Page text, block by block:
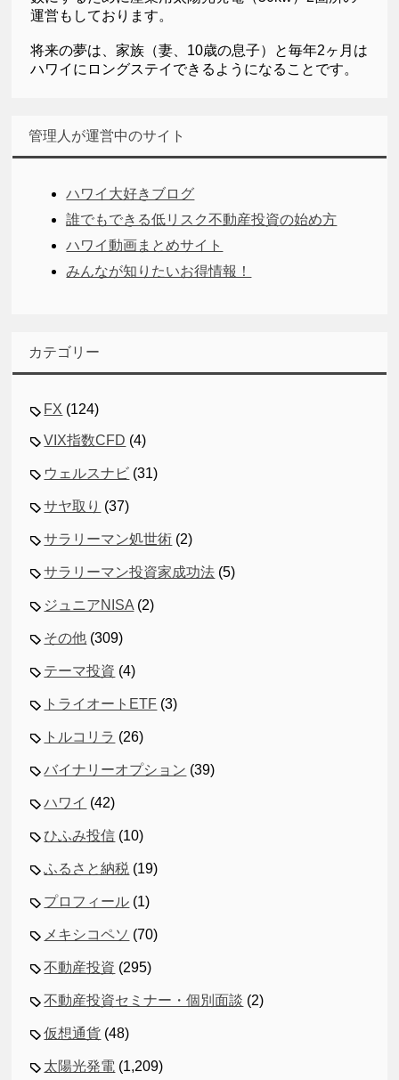
運営もしております。
将来の夢は、家族（妻、10歳の息子）と毎年2ヶ月は
ハワイにロングステイできるようになることです。
管理人が運営中のサイト
ハワイ大好きブログ
誰でもできる低リスク不動産投資の始め方
ハワイ動画まとめサイト
みんなが知りたいお得情報！
カテゴリー
FX (124)
VIX指数CFD (4)
ウェルスナビ (31)
サヤ取り (37)
サラリーマン処世術 (2)
サラリーマン投資家成功法 (5)
ジュニアNISA (2)
その他 (309)
テーマ投資 (4)
トライオートETF (3)
トルコリラ (26)
バイナリーオプション (39)
ハワイ (42)
ひふみ投信 (10)
ふるさと納税 (19)
プロフィール (1)
メキシコペソ (70)
不動産投資 (295)
不動産投資セミナー・個別面談 (2)
仮想通貨 (48)
太陽光発電 (1,209)